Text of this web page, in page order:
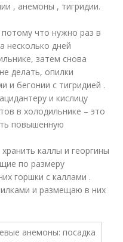
, анемоны , тигридии.
что нужно раз в
несколько дней
затем снова
делать, опилки
и бегонии с тигридией .
и кислицу
в холодильнике – это
повышенную
каллы и георгины
по размеру
горшки с каллами .
и размещаю в них